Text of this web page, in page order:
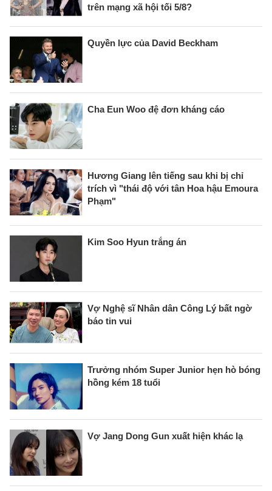
trên mạng xã hội tối 5/8?
Quyền lực của David Beckham
Cha Eun Woo đệ đơn kháng cáo
Hương Giang lên tiếng sau khi bị chỉ
trích vì "thái độ với tân Hoa hậu Emoura
Phạm"
Kim Soo Hyun trắng án
Vợ Nghệ sĩ Nhân dân Công Lý bất ngờ
báo tin vui
Trưởng nhóm Super Junior hẹn hò bóng
hồng kém 18 tuổi
Vợ Jang Dong Gun xuất hiện khác lạ